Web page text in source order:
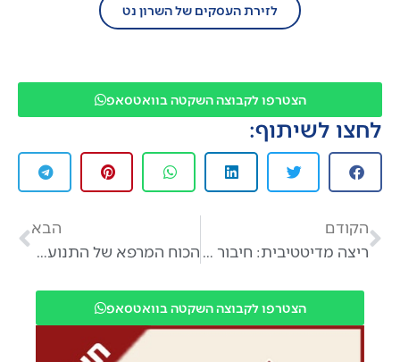
לזירת העסקים של השרון נט
הצטרפו לקבוצה השקטה בוואטסאפ
לחצו לשיתוף:
הקודם
ריצה מדיטטיבית: חיבור בין תנועה ורוחניות. מירב דיין
הבא
הכוח המרפא של התנועה: הדרך שלכם לחוסן וליציאה ממשבר. מירב דיין
הצטרפו לקבוצה השקטה בוואטסאפ